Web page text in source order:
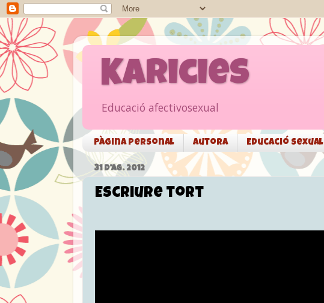
Karicies
Educació afectivosexual
Pàgina personal Autora Educació sexual
31 D’AG. 2012
Escriure tort